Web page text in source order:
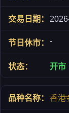
-
开市
香港